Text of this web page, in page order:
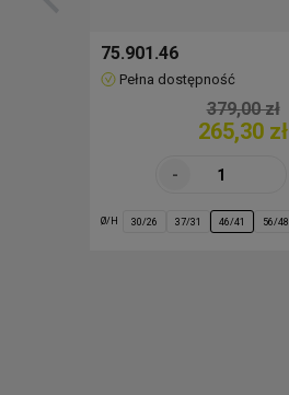
75.901.46
Pełna dostępność
379,00 zł
265,30 zł
Ø/H 30/26 37/31 46/41 56/48